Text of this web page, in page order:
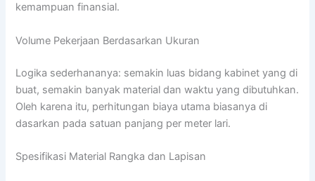
kemampuan finansial.
Volume Pekerjaan Berdasarkan Ukuran
Logika sederhananya: semakin luas bidang kabinet yang di
buat, semakin banyak material dan waktu yang dibutuhkan.
Oleh karena itu, perhitungan biaya utama biasanya di
dasarkan pada satuan panjang per meter lari.
Spesifikasi Material Rangka dan Lapisan